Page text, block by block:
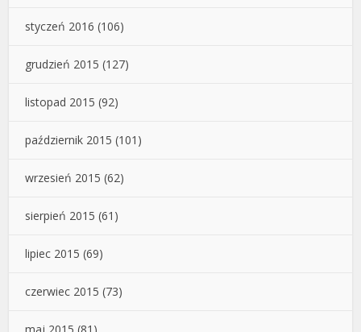
styczeń 2016 (106)
grudzień 2015 (127)
listopad 2015 (92)
październik 2015 (101)
wrzesień 2015 (62)
sierpień 2015 (61)
lipiec 2015 (69)
czerwiec 2015 (73)